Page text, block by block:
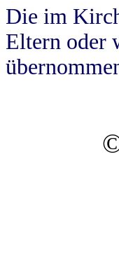
Die im
Eltern oder